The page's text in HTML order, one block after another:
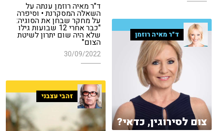
ד"ר מאיה רוזמן ענתה על
השאלה המסקרנת • וסיפרה
על מחקר שבחן את הסוגיה:
"כבר אחרי 12 שבועות גילו
שלא היה שום יתרון לשיטת
הצום"
30/09/2022
ד"ר מאיה רוזמן
צום לסירוגין, כדאי?
זהבי עצבני